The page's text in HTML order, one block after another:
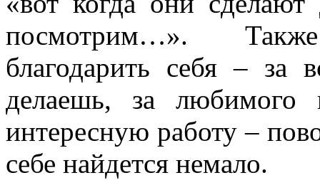
посмотрим…».
благодарить себя – за
делаешь, за любимого
интересную работу –
себе найдется немало.